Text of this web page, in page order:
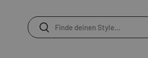
Suchen
Suchen
Flex Grip Chino ShortvonReellist dank
Kombinierbarkeit ein unverzichtbares Teil für